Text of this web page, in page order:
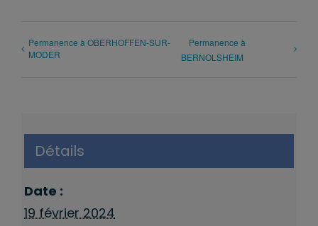
Permanence à OBERHOFFEN-SUR-
MODER
Permanence à
BERNOLSHEIM
Détails
Date :
19 février 2024